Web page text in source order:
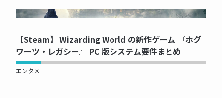
NOW PRINTING...
【Steam】 Wizarding World の新作ゲーム 『ホグ
ワーツ・レガシー』 PC 版システム要件まとめ
エンタメ